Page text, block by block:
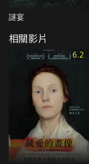
謎宴
相關影片
6.2